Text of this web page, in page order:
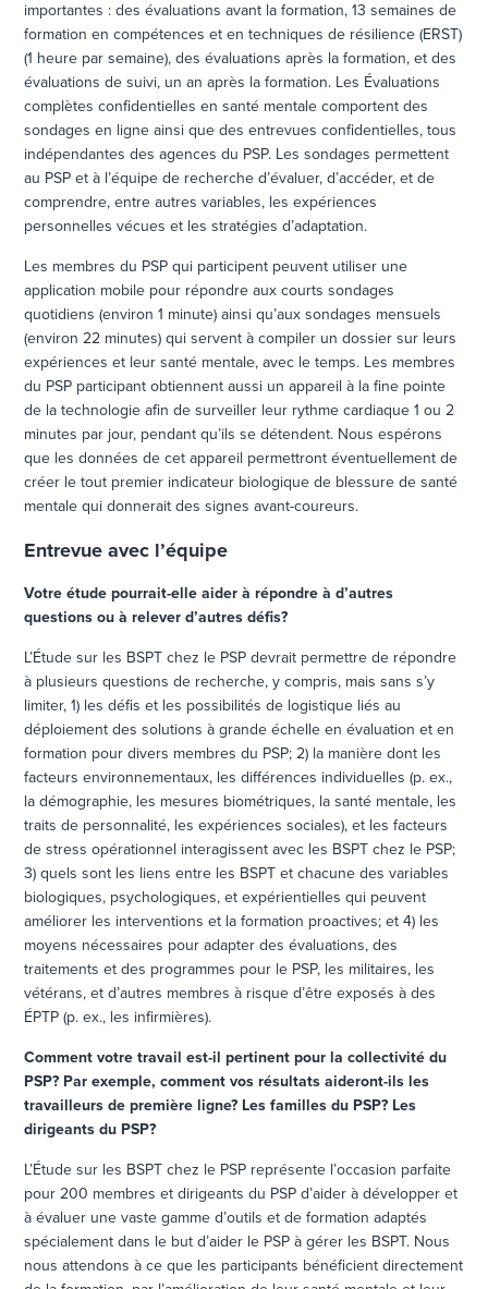
importantes : des évaluations avant la formation, 13 semaines de
formation en compétences et en techniques de résilience (ERST)
(1 heure par semaine), des évaluations après la formation, et des
évaluations de suivi, un an après la formation. Les Évaluations
complètes confidentielles en santé mentale comportent des
sondages en ligne ainsi que des entrevues confidentielles, tous
indépendantes des agences du PSP. Les sondages permettent
au PSP et à l’équipe de recherche d’évaluer, d’accéder, et de
comprendre, entre autres variables, les expériences
personnelles vécues et les stratégies d’adaptation.
Les membres du PSP qui participent peuvent utiliser une
application mobile pour répondre aux courts sondages
quotidiens (environ 1 minute) ainsi qu’aux sondages mensuels
(environ 22 minutes) qui servent à compiler un dossier sur leurs
expériences et leur santé mentale, avec le temps. Les membres
du PSP participant obtiennent aussi un appareil à la fine pointe
de la technologie afin de surveiller leur rythme cardiaque 1 ou 2
minutes par jour, pendant qu’ils se détendent. Nous espérons
que les données de cet appareil permettront éventuellement de
créer le tout premier indicateur biologique de blessure de santé
mentale qui donnerait des signes avant-coureurs.
Entrevue avec l’équipe
Votre étude pourrait-elle aider à répondre à d’autres
questions ou à relever d’autres défis?
L’Étude sur les BSPT chez le PSP devrait permettre de répondre
à plusieurs questions de recherche, y compris, mais sans s’y
limiter, 1) les défis et les possibilités de logistique liés au
déploiement des solutions à grande échelle en évaluation et en
formation pour divers membres du PSP; 2) la manière dont les
facteurs environnementaux, les différences individuelles (p. ex.,
la démographie, les mesures biométriques, la santé mentale, les
traits de personnalité, les expériences sociales), et les facteurs
de stress opérationnel interagissent avec les BSPT chez le PSP;
3) quels sont les liens entre les BSPT et chacune des variables
biologiques, psychologiques, et expérientielles qui peuvent
améliorer les interventions et la formation proactives; et 4) les
moyens nécessaires pour adapter des évaluations, des
traitements et des programmes pour le PSP, les militaires, les
vétérans, et d’autres membres à risque d’être exposés à des
ÉPTP (p. ex., les infirmières).
Comment votre travail est-il pertinent pour la collectivité du
PSP? Par exemple, comment vos résultats aideront-ils les
travailleurs de première ligne? Les familles du PSP? Les
dirigeants du PSP?
L’Étude sur les BSPT chez le PSP représente l’occasion parfaite
pour 200 membres et dirigeants du PSP d’aider à développer et
à évaluer une vaste gamme d’outils et de formation adaptés
spécialement dans le but d’aider le PSP à gérer les BSPT. Nous
nous attendons à ce que les participants bénéficient directement